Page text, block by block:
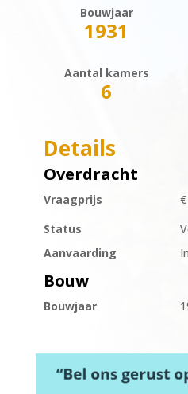
Bouwjaar
1931
Aantal kamers
6
Details
Overdracht
Vraagprijs
Status
Aanvaarding
Bouw
Bouwjaar